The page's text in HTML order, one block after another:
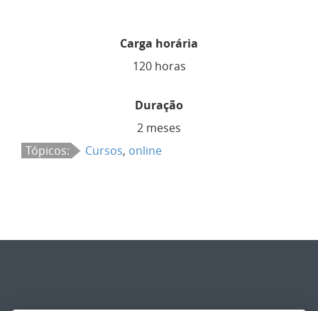
Carga horária
120 horas
Duração
2 meses
Tópicos:
Cursos, online